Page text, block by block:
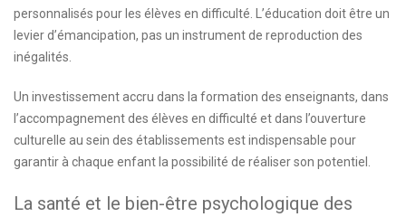
personnalisés pour les élèves en difficulté. L’éducation doit être un
levier d’émancipation, pas un instrument de reproduction des
inégalités.
Un investissement accru dans la formation des enseignants, dans
l’accompagnement des élèves en difficulté et dans l’ouverture
culturelle au sein des établissements est indispensable pour
garantir à chaque enfant la possibilité de réaliser son potentiel.
La santé et le bien-être psychologique des